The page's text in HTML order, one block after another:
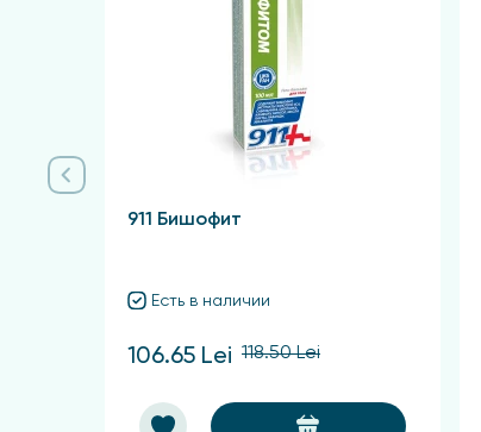
911 Бишофит
Есть в наличии
106.65 Lei 118.50 Lei